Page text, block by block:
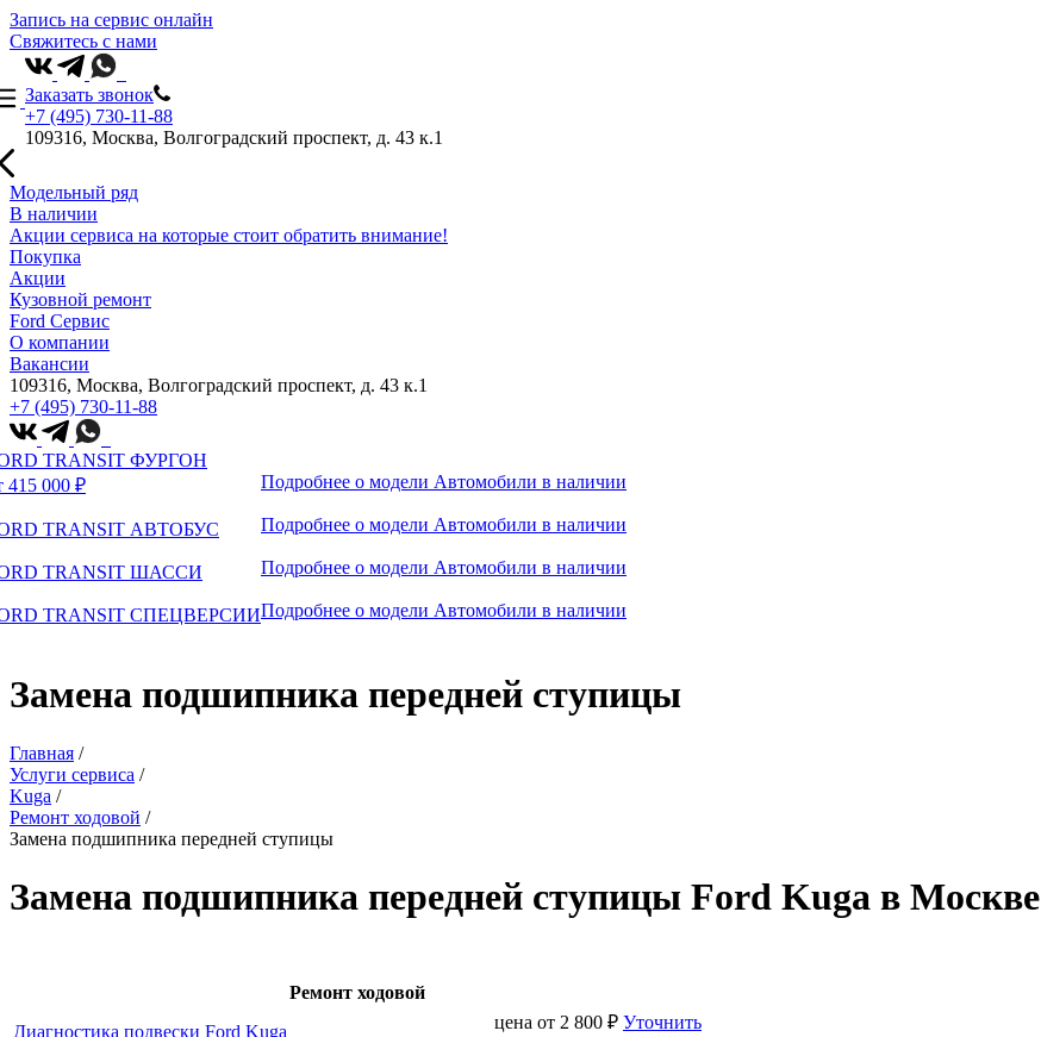
Запись на сервис онлайн
Свяжитесь с нами
Заказать звонок
+7 (495) 730-11-88
109316, Москва, Волгоградский проспект, д. 43 к.1
Модельный ряд
В наличии
Акции сервиса на которые стоит обратить внимание!
Покупка
Акции
Кузовной ремонт
Ford Сервис
О компании
Вакансии
109316, Москва, Волгоградский проспект, д. 43 к.1
+7 (495) 730-11-88
TRANSIT ФУРГОН
415 000 ₽
TRANSIT АВТОБУС
TRANSIT ШАССИ
TRANSIT СПЕЦВЕРСИИ
Подробнее о модели Автомобили в наличии
Подробнее о модели Автомобили в наличии
Подробнее о модели Автомобили в наличии
Подробнее о модели Автомобили в наличии
Замена подшипника передней ступицы
Главная /
Услуги сервиса /
Kuga /
Ремонт ходовой /
Замена подшипника передней ступицы
Замена подшипника передней ступицы Ford Kuga в Москве
Ремонт ходовой
Диагностика подвески Ford Kuga
цена от 2 800 ₽ Уточнить